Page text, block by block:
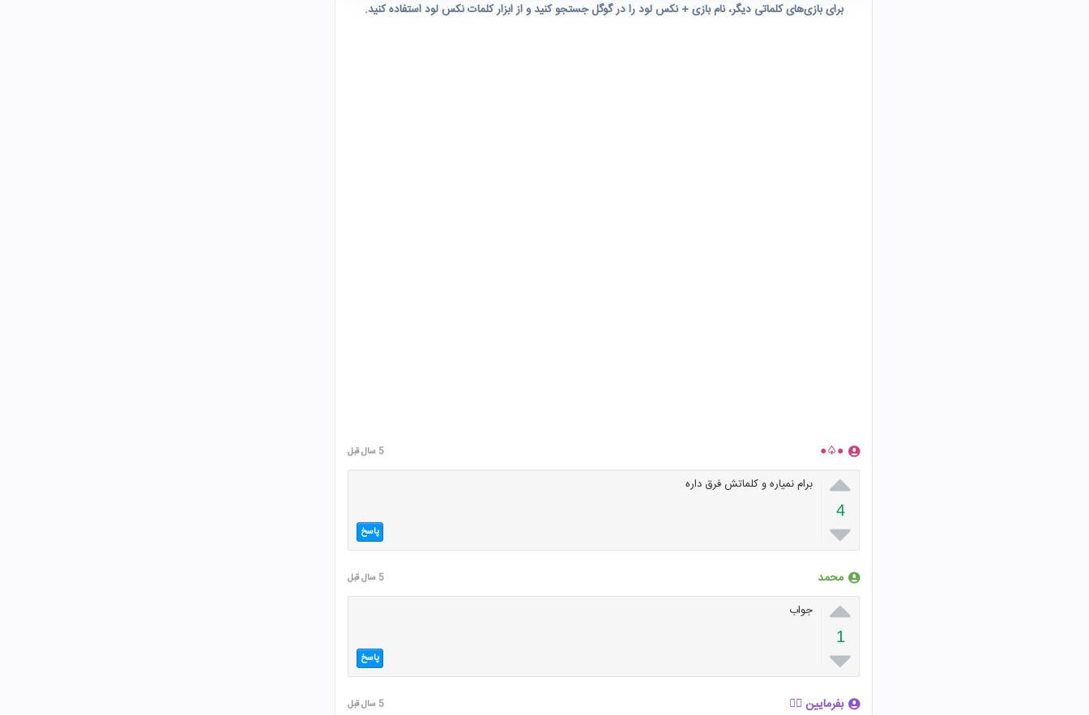
برای بازی‌های کلماتی دیگر، نام بازی + نکس لود را در گوگل جستجو کنید و از ابزار کلمات نکس لود استفاده کنید.
●♤● 5 سال قبل

4

برام نمیاره و کلماتش فرق داره
پاسخ
محمد 5 سال قبل

1

جواب
پاسخ
بفرمایین 👇🏻 5 سال قبل